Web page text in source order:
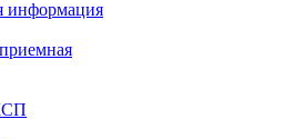
информация